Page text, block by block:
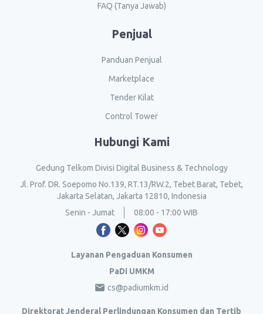
FAQ (Tanya Jawab)
Penjual
Panduan Penjual
Marketplace
Tender Kilat
Control Tower
Hubungi Kami
Gedung Telkom Divisi Digital Business & Technology
Jl. Prof. DR. Soepomo No.139, RT.13/RW.2, Tebet Barat, Tebet,
Jakarta Selatan, Jakarta 12810, Indonesia
Senin - Jumat
08:00 - 17:00 WIB
Layanan Pengaduan Konsumen
PaDi UMKM
cs@padiumkm.id
Direktorat Jenderal Perlindungan Konsumen dan Tertib